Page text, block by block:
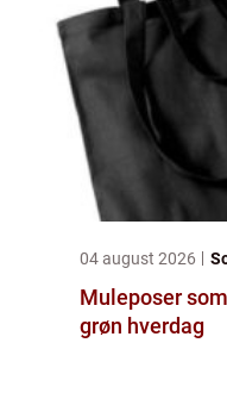
04 august 2026
Muleposer
grøn hverdag